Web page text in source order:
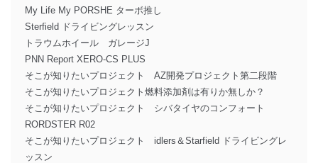
My Life My PORSHE ターボ推し
Sterfield ドライビングレッスン
トラウムホイール ガレージJ
PNN Report XERO-CS PLUS
そこが知りたいプロジェクト AZ開発プロジェクト第二段階
そこが知りたいプロジェクト燃料添加剤は有りか無しか？
そこが知りたいプロジェクト シバタイヤのコンフォート
RORDSTER R02
そこが知りたいプロジェクト idlers＆Starfield ドライビングレ
ッスン